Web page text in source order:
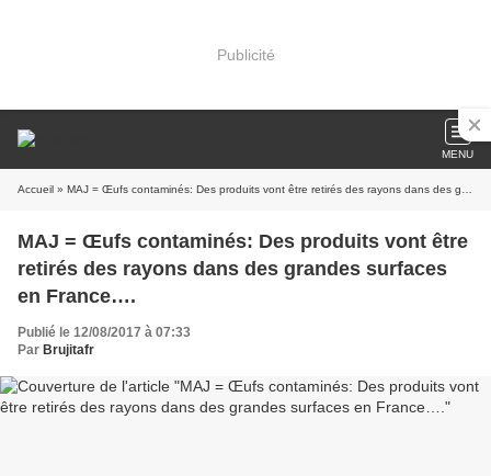
Publicité
MENU
Accueil » MAJ = Œufs contaminés: Des produits vont être retirés des rayons dans des grandes surfaces en France….
MAJ = Œufs contaminés: Des produits vont être
retirés des rayons dans des grandes surfaces
en France….
Publié le 12/08/2017 à 07:33
Par Brujitafr